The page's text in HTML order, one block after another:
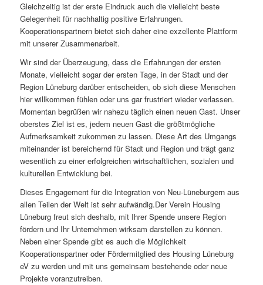
Gleichzeitig ist der erste Eindruck auch die vielleicht beste
Gelegenheit für nachhaltig positive Erfahrungen.
Kooperationspartnern bietet sich daher eine exzellente Plattform
mit unserer Zusammenarbeit.
Wir sind der Überzeugung, dass die Erfahrungen der ersten
Monate, vielleicht sogar der ersten Tage, in der Stadt und der
Region Lüneburg darüber entscheiden, ob sich diese Menschen
hier willkommen fühlen oder uns gar frustriert wieder verlassen.
Momentan begrüßen wir nahezu täglich einen neuen Gast. Unser
oberstes Ziel ist es, jedem neuen Gast die größtmögliche
Aufmerksamkeit zukommen zu lassen. Diese Art des Umgangs
miteinander ist bereichernd für Stadt und Region und trägt ganz
wesentlich zu einer erfolgreichen wirtschaftlichen, sozialen und
kulturellen Entwicklung bei.
Dieses Engagement für die Integration von Neu-Lüneburgern aus
allen Teilen der Welt ist sehr aufwändig.Der Verein Housing
Lüneburg freut sich deshalb, mit Ihrer Spende unsere Region
fördern und Ihr Unternehmen wirksam darstellen zu können.
Neben einer Spende gibt es auch die Möglichkeit
Kooperationspartner oder Fördermitglied des Housing Lüneburg
eV zu werden und mit uns gemeinsam bestehende oder neue
Projekte voranzutreiben.